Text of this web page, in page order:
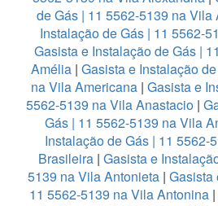
de Gás | 11 5562-5139 na Vila
Instalação de Gás | 11 5562-
Gasista e Instalação de Gás |
Amélia | Gasista e Instalação
na Vila Americana | Gasista e
5562-5139 na Vila Anastacio |
Gás | 11 5562-5139 na Vila
Instalação de Gás | 11 5562-
Brasileira | Gasista e
5139 na Vila Antonieta| Gasista
11 5562-5139 na Vila Antonina|